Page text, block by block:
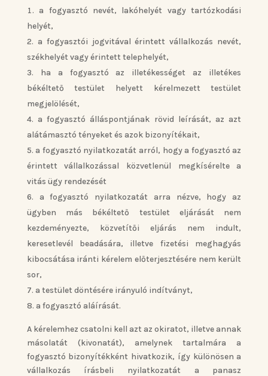
a fogyasztó nevét, lakóhelyét vagy tartózkodási
helyét,
a fogyasztói jogvitával érintett vállalkozás nevét,
székhelyét vagy érintett telephelyét,
ha a fogyasztó az illetékességet az illetékes
békéltető testület helyett kérelmezett testület
megjelölését,
a fogyasztó álláspontjának rövid leírását, az azt
alátámasztó tényeket és azok bizonyítékait,
a fogyasztó nyilatkozatát arról, hogy a fogyasztó az
érintett vállalkozással közvetlenül megkísérelte a
vitás ügy rendezését
a fogyasztó nyilatkozatát arra nézve, hogy az
ügyben más békéltető testület eljárását nem
kezdeményezte, közvetítői eljárás nem indult,
keresetlevél beadására, illetve fizetési meghagyás
kibocsátása iránti kérelem előterjesztésére nem került
sor,
a testület döntésére irányuló indítványt,
a fogyasztó aláírását.
A kérelemhez csatolni kell azt az okiratot, illetve annak
másolatát (kivonatát), amelynek tartalmára a
fogyasztó bizonyítékként hivatkozik, így különösen a
vállalkozás írásbeli nyilatkozatát a panasz